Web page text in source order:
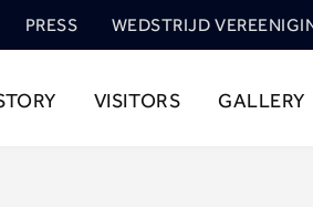
PRESS WEDSTRIJD
VISITORS GALLERY